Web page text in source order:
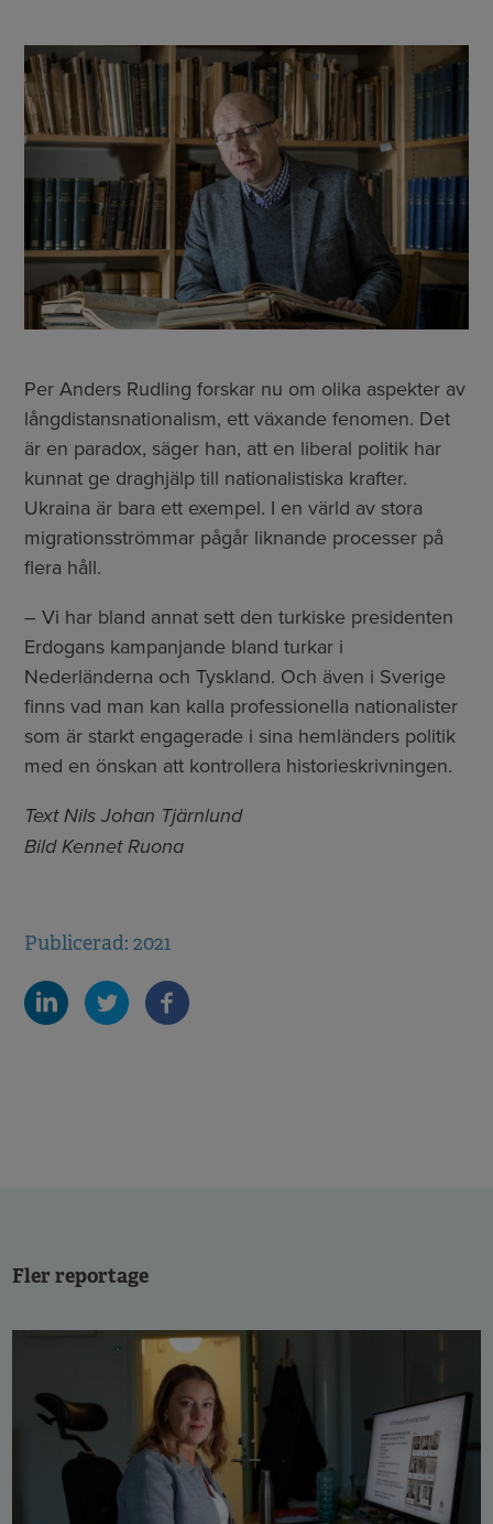
Per Anders Rudling forskar nu om olika aspekter av
långdistansnationalism, ett växande fenomen. Det
är en paradox, säger han, att en liberal politik har
kunnat ge draghjälp till nationalistiska krafter.
Ukraina är bara ett exempel. I en värld av stora
migrationsströmmar pågår liknande processer på
flera håll.
– Vi har bland annat sett den turkiske presidenten
Erdogans kampanjande bland turkar i
Nederländerna och Tyskland. Och även i Sverige
finns vad man kan kalla professionella nationalister
som är starkt engagerade i sina hemländers politik
med en önskan att kontrollera historieskrivningen.
Text Nils Johan Tjärnlund
Bild Kennet Ruona
Publicerad: 2021
Fler reportage